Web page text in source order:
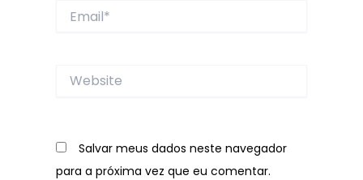
Website
Salvar meus dados neste navegador
para a próxima vez que eu comentar.